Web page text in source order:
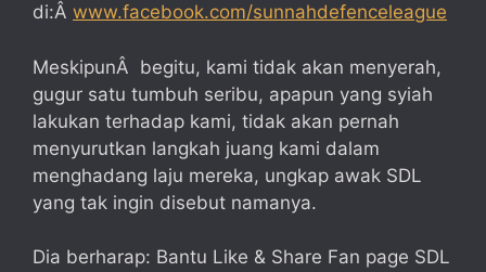
di:Â www.facebook.com/sunnahdefenceleague
MeskipunÂ begitu, kami tidak akan menyerah,
gugur satu tumbuh seribu, apapun yang syiah
lakukan terhadap kami, tidak akan pernah
menyurutkan langkah juang kami dalam
menghadang laju mereka, ungkap awak SDL
yang tak ingin disebut namanya.
Dia berharap: Bantu Like & Share Fan page SDL